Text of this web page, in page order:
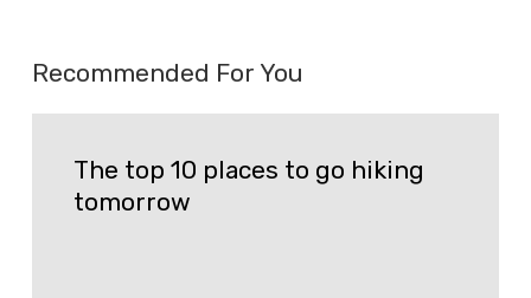
Recommended For You
The top 10 places to go hiking
tomorrow